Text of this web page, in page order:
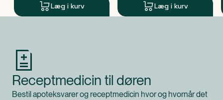
Læg i kurv Læg i kurv
Receptmedicin til døren
Bestil apoteksvarer og receptmedicin hvor og hvornår det